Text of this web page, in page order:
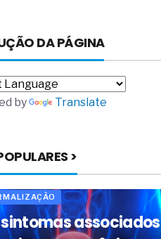
DA PÁGINA
by Translate
>
associados